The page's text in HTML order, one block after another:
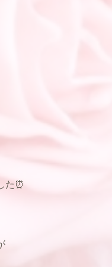
た⏰